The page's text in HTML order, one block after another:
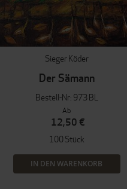
Sieger Köder
Der Sämann
Bestell-Nr: 973 BL
Ab
12,50 €
100 Stück
IN DEN WARENKORB